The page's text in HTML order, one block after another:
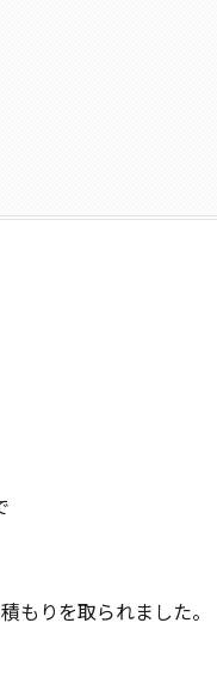
もりを取られました。